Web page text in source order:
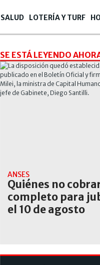
SALUD LOTERÍA Y TURF
SE ESTÁ LEYENDO
ANSES
Quiénes no
completo para
el 10 de agosto